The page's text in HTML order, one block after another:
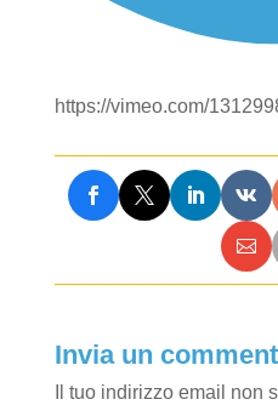
https://vimeo.com/
Invia un
Il tuo indirizzo email non